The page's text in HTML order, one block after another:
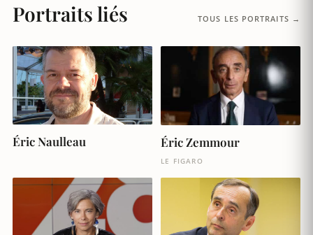
Portraits liés TOUS LES PORTRAITS →
Éric Naulleau Éric Zemmour
LE FIGARO